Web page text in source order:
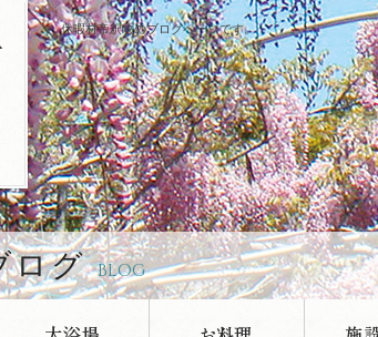
休暇村帝釈峡のブログページです。
ログ BLOG